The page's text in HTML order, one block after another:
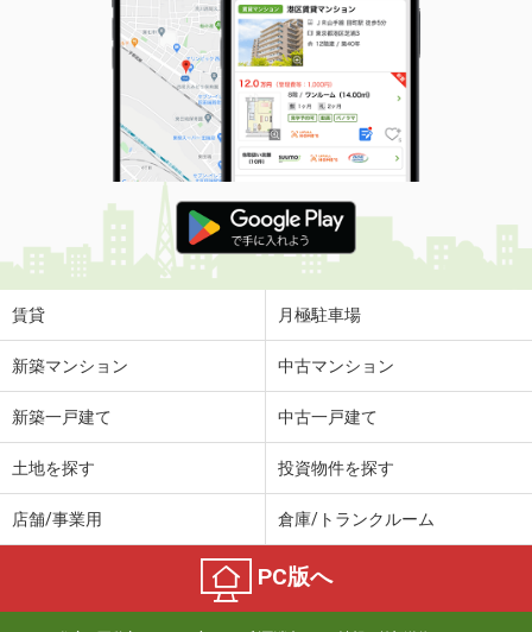
賃貸 月極駐車場
新築マンション 中古マンション
新築一戸建て 中古一戸建て
土地を探す 投資物件を探す
店舗/事業用 倉庫/トランクルーム
PC版へ